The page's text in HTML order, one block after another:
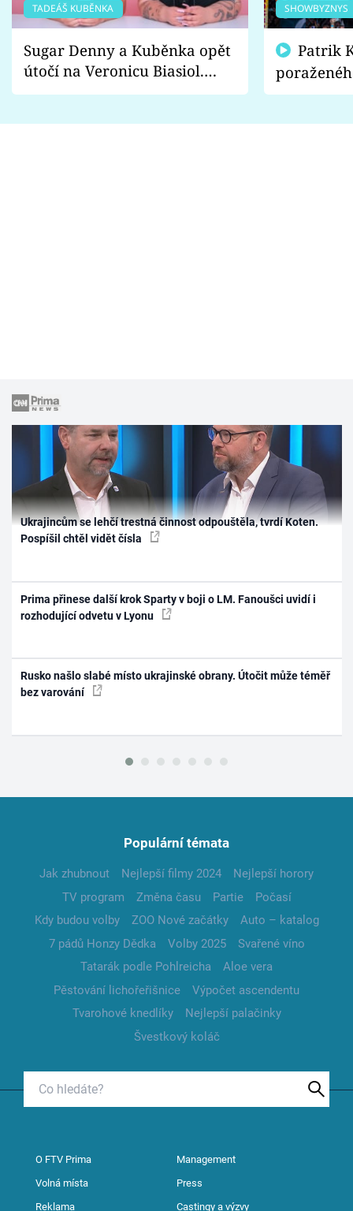
TADEÁŠ KUBĚNKA
Sugar Denny a Kuběnka opět
útočí na Veronicu Biasiol.
Proč je podle nich falešná a
SHOWBYZNYS
fanoušci
Ukrajincům se lehčí trestná činnost odpouštěla, tvrdí Koten.
Pospíšil chtěl vidět čísla
Prima přinese další krok Sparty v boji o LM. Fanoušci uvidí i
rozhodující odvetu v Lyonu
Rusko našlo slabé místo ukrajinské obrany. Útočit může téměř
bez varování
Populární témata
Jak zhubnout Nejlepší filmy 2024
Nejlepší horory
TV program
Změna času Partie
Počasí
Kdy budou volby
ZOO Nové začátky
Auto – katalog
7 pádů Honzy Dědka
Volby 2025
Svařené víno
Tatarák podle Pohlreicha
Aloe vera
Pěstování lichořeřišnice
Výpočet ascendentu
Tvarohové knedlíky
Nejlepší palačinky
Švestkový koláč
O FTV Prima Management
Volná místa Press
Reklama Castingy a výzvy